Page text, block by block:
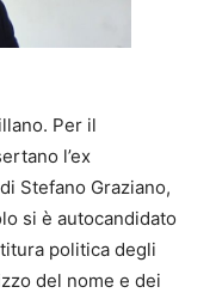
Per il
l’ex
Stefano Graziano,
si è autocandidato
politica degli
del nome e dei